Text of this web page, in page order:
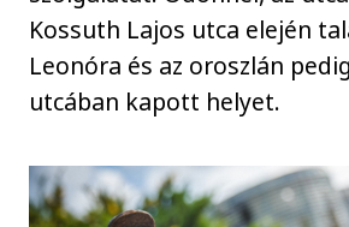
Kossuth Lajos utca elején
Leonóra és az oroszlán
utcában kapott helyet.